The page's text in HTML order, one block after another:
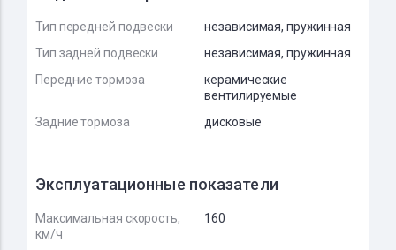
Тип передней подвески
независимая, пружинная
Тип задней подвески
независимая, пружинная
Передние тормоза
керамические
вентилируемые
Задние тормоза
дисковые
Эксплуатационные показатели
Максимальная скорость,
км/ч
160